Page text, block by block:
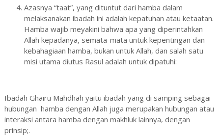
Azasnya “taat”, yang dituntut dari hamba dalam
melaksanakan ibadah ini adalah kepatuhan atau ketaatan.
Hamba wajib meyakini bahwa apa yang diperintahkan
Allah kepadanya, semata-mata untuk kepentingan dan
kebahagiaan hamba, bukan untuk Allah, dan salah satu
misi utama diutus Rasul adalah untuk dipatuhi:
Ibadah Ghairu Mahdhah yaitu ibadah yang di samping sebagai
hubungan hamba dengan Allah juga merupakan hubungan atau
interaksi antara hamba dengan makhluk lainnya, dengan
prinsip;.